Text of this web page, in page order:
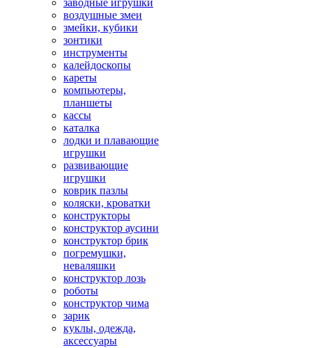
заводные игрушки
воздушные змеи
змейки, кубики
зонтики
инструменты
калейдоскопы
кареты
компьютеры,
планшеты
кассы
каталка
лодки и плавающие
игрушки
развивающие
игрушки
коврик пазлы
коляски, кроватки
конструкторы
конструктор аусини
конструктор брик
погремушки,
неваляшки
конструктор лозь
роботы
конструктор чима
зарик
куклы, одежда,
аксессуары